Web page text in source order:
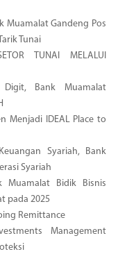
Muamalat Gandeng Pos
Tunai
TUNAI MELALUI
Bank Muamalat
Menjadi IDEAL Place to
Syariah, Bank
Syariah
Muamalat Bidik Bisnis
pada 2025
Remittance
Management